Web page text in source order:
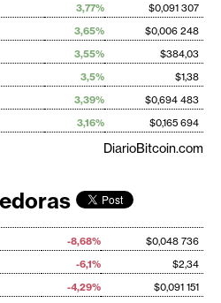
3,77%
$0,091 307
3,65%
$0,006 248
3,55%
$384,03
3,5%
$1,38
3,39%
$0,694 483
3,16% $0,165 694
DiarioBitcoin.com
-8,68%
$0,048 736
-6,1%
$2,34
-4,29%
$0,091 151